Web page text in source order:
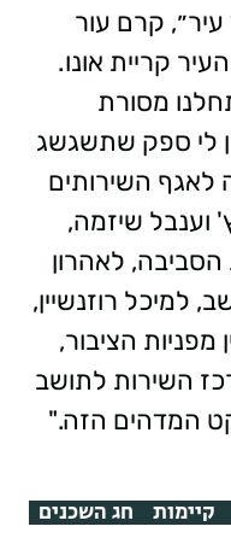
קרם עור
קריית אונו.
מסורת
לי ספק שתשגשג
לאגף השירותים
וענבל שיזמה,
לאהרון
למיכל רוזנשיין,
מפניות הציבור,
השירות לתושב
המדהים הזה."
קיימות חג השכנים